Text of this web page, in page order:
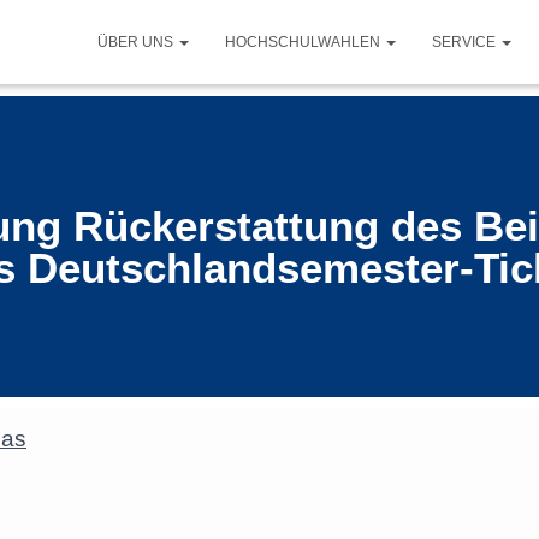
ÜBER UNS HOCHSCHULWAHLEN SERVICE
Rückerstattung des
Deutschlandsemester-